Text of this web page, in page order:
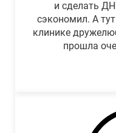
и сделать
сэкономил. А
клинике
прошла